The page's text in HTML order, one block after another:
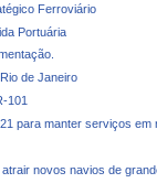
Ferroviário
Portuária
de Janeiro
101
para manter serviços em
novos navios de